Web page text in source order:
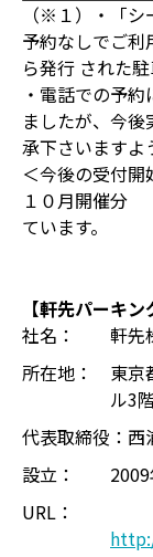
（※１）・「
予約なしでご利
ら発行 された
・電話での予
ましたが、今
承下さいますよ
＜今後の受付開
１０月開催分
ています。
【軒先パーキン
社名：
軒先
所在地：
東京
ル3
代表取締役： 西
設立：
URL：